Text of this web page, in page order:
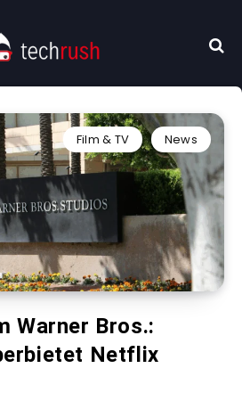
Film & TV News
Warner Bros.:
Netflix